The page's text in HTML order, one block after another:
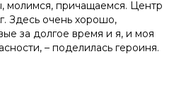
молимся, причащаемся. Центр
Здесь очень хорошо,
за долгое время и я, и моя
– поделилась героиня.